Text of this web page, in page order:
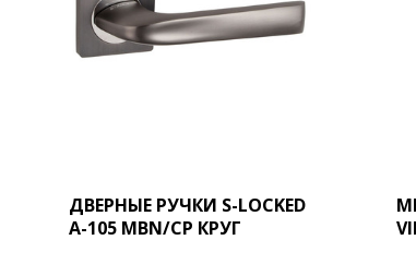
ДВЕРНЫЕ РУЧКИ S-LOCKED
A-105 MBN/CP КРУГ